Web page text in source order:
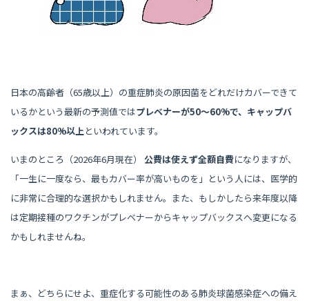
日本の高齢者（65歳以上）の重症肺炎の原因菌をどれだけカバーできて
いるかという最新の予測値ではプレベナーが50〜60%で、キャップバ
ックスは80%以上といわれています。
いまのところ（2026年6月現在） 公費は使えず全額自費になりますが、
「一生に一度なら、最もカバー率が高いものを」という人には、医学的
に非常に合理的な選択かもしれません。また、もしかしたら来年度以降
は定期接種のワクチンがプレベナーからキャップバックスへ変更になる
かもしれませんね。
まぁ、どちらにせよ、重症化する可能性のある肺炎球菌感染症への備え